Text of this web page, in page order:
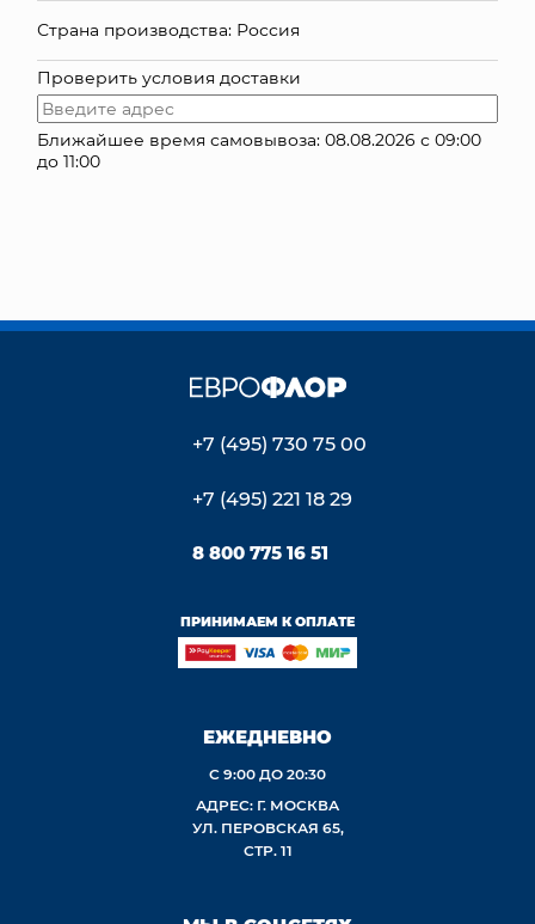
Страна производства: Россия
Проверить условия доставки
Ближайшее время самовывоза: 08.08.2026 с 09:00
до 11:00
+7 (495) 730 75 00
+7 (495) 221 18 29
8 800 775 16 51
ПРИНИМАЕМ К ОПЛАТЕ
ЕЖЕДНЕВНО
С 9:00 ДО 20:30
АДРЕС: Г. МОСКВА
УЛ. ПЕРОВСКАЯ 65,
СТР. 11